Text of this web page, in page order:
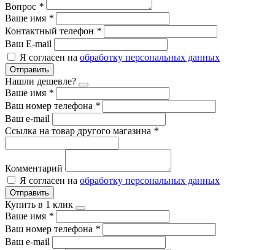
Вопрос *
Ваше имя *
Контактный телефон *
Ваш E-mail
Я согласен на обработку персональных данных
Отправить
Нашли дешевле?
Ваше имя *
Ваш номер телефона *
Ваш e-mail
Ссылка на товар другого магазина *
Комментарий
Я согласен на обработку персональных данных
Отправить
Купить в 1 клик
Ваше имя *
Ваш номер телефона *
Ваш e-mail